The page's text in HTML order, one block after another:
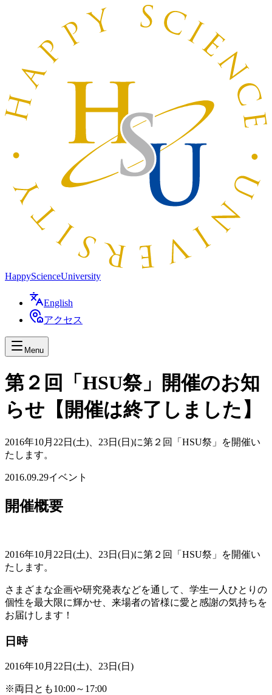
HappyScienceUniversity
English
アクセス
Menu
第２回「HSU祭」開催のお知
らせ【開催は終了しました】
2016年10月22日(土)、23日(日)に第２回「HSU祭」を開催い
たします。
2016.09.29イベント
開催概要
2016年10月22日(土)、23日(日)に第２回「HSU祭」を開催い
たします。
さまざまな企画や研究発表などを通して、学生一人ひとりの
個性を最大限に輝かせ、来場者の皆様に愛と感謝の気持ちを
お届けします！
日時
2016年10月22日(土)、23日(日)
※両日とも10:00～17:00